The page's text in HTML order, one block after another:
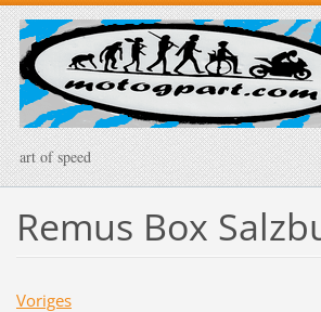
art of speed
Remus Box
Voriges